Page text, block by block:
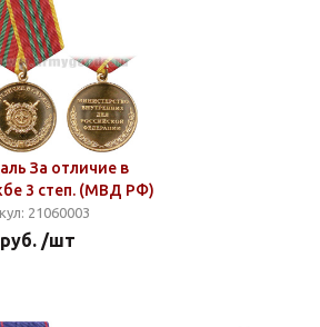
За отличие в
3 степ. (МВД РФ)
21060003
руб. /шт